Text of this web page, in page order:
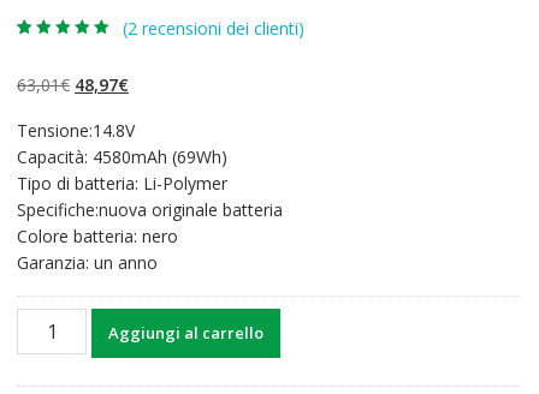
base di
recensioni
(2 recensioni dei clienti)
63,01€ Il
originale
era:
63,01€.
48,97€Il
attuale
è:
48,97€.
Tensione:14.8V
Capacità: 4580mAh (69Wh)
Tipo di batteria: Li-Polymer
Specifiche:nuova originale batteria
Colore batteria: nero
Garanzia: un anno
Batteria
Aggiungi al carrello